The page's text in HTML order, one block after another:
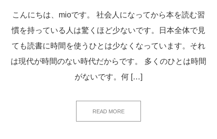
こんにちは、mioです。 社会人になってから本を読む習
慣を持っている人は驚くほど少ないです。日本全体で見
ても読書に時間を使うひとは少なくなっています。それ
は現代が時間のない時代だからです。 多くのひとは時間
がないです。何 […]
READ MORE